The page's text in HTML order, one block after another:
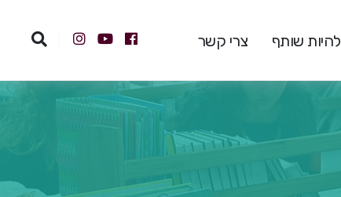
להיות שותף צרי קשר